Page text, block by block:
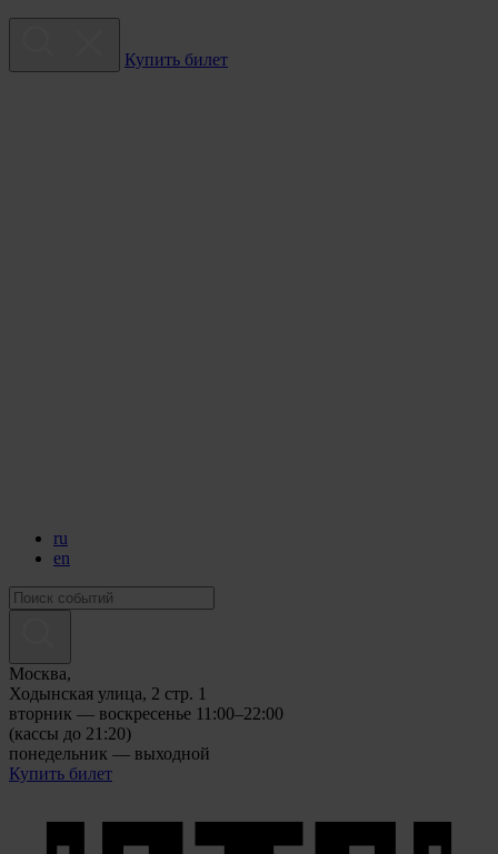
Купить билет
ru
en
Москва,
Ходынская улица, 2 стр. 1
вторник — воскресенье 11:00–22:00
(кассы до 21:20)
понедельник — выходной
Купить билет